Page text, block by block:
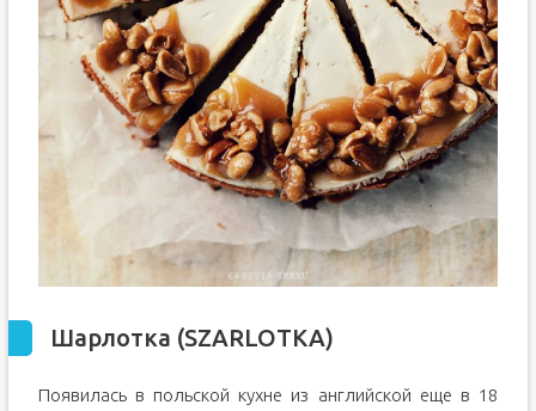
Шарлотка (SZARLOTKA)
Появилась в польской кухне из английской еще в 18